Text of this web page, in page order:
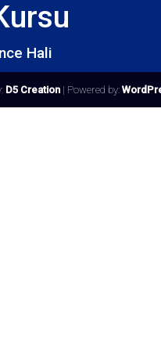
Hali
D5 Creation | Powered by: